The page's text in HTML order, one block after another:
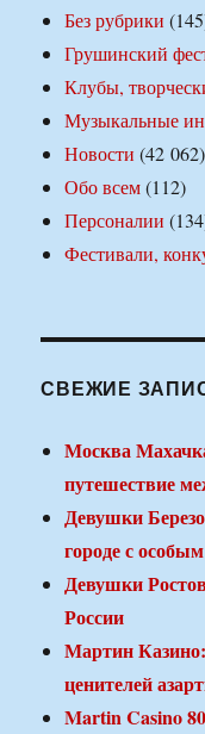
Без рубрики
Грушинский
Клубы,
Музыкальные
Новости (42 062)
Обо всем(112)
Персоналии
Фестивали,
СВЕЖИЕ
Москва
путешествие
Девушки
городе с
Девушки
России
Мартин
ценителей
Martin Casino